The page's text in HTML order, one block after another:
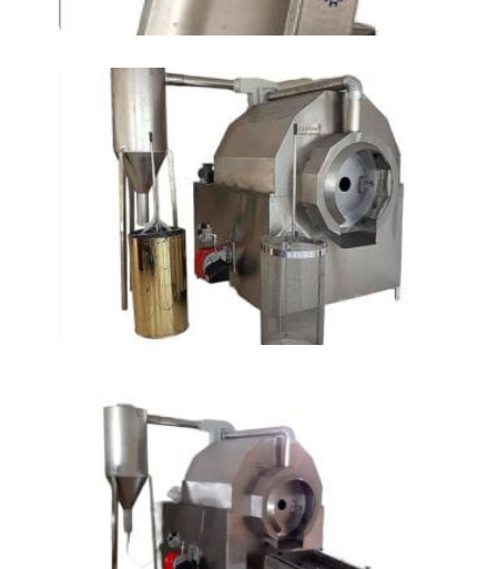
Ротационные печи для
жарки AT-155
Ротационные печи для
жарки AT-105